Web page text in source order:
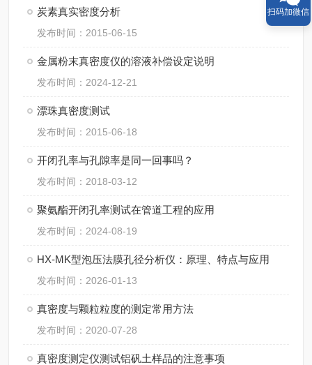
炭素真实密度分析
发布时间：2015-06-15
金属粉末真密度仪的溶液补偿设定说明
发布时间：2024-12-21
漂珠真密度测试
发布时间：2015-06-18
开闭孔率与孔隙率是同一回事吗？
发布时间：2018-03-12
聚氨酯开闭孔率测试在管道工程的应用
发布时间：2024-08-19
HX-MK型泡压法膜孔径分析仪：原理、特点与应用
发布时间：2026-01-13
真密度与颗粒粒度的测定常用方法
发布时间：2020-07-28
真密度测定仪测试铝矾土样品的注意事项
扫码加微信